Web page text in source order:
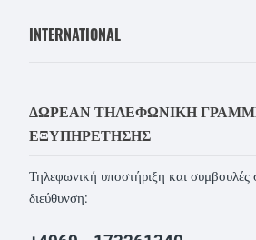
INTERNATIONAL
ΔΩΡΕΆΝ ΤΗΛΕΦΩΝΙΚΉ
ΕΞΥΠΗΡΈΤΗΣΗΣ
Τηλεφωνική υποστήριξη και συμβουλές
διεύθυνση: